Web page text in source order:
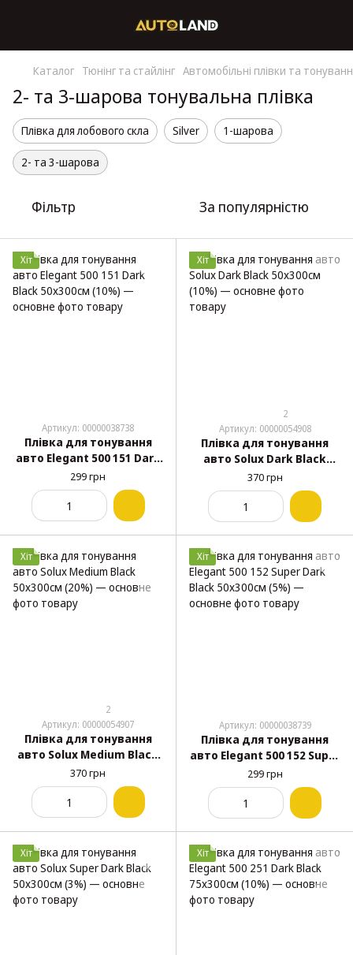
Каталог Тюнінг та стайлінг Автомобільні плівки та
2- та 3-шарова тонувальна плівка
Плівка для лобового скла Silver 1-шарова
2- та 3-шарова
Фільтр За популярністю
Хіт
Артикул: 00000038738
Плівка для тонування
авто Elegant 500 151 Dark
Black 50х300см (10%)
299 грн
Хіт
2
Артикул: 00000054908
Плівка для тонування
авто Solux Dark Black
50х300см (10%)
370 грн
Хіт
2
Артикул: 00000054907
Плівка для тонування
авто Solux Medium Black
50х300см (20%)
370 грн
Хіт
Артикул: 00000038739
Плівка для тонування
авто Elegant 500 152 Super
Dark Black 50х300см (5%)
299 грн
Хіт Хіт